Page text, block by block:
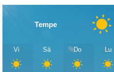
Tempe
Vi Sá Do Lu